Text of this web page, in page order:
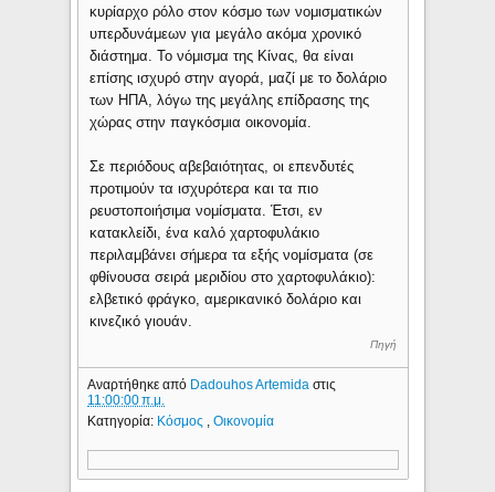
κυρίαρχο ρόλο στον κόσμο των νομισματικών
υπερδυνάμεων για μεγάλο ακόμα χρονικό
διάστημα. Το νόμισμα της Κίνας, θα είναι
επίσης ισχυρό στην αγορά, μαζί με το δολάριο
των ΗΠΑ, λόγω της μεγάλης επίδρασης της
χώρας στην παγκόσμια οικονομία.
Σε περιόδους αβεβαιότητας, οι επενδυτές
προτιμούν τα ισχυρότερα και τα πιο
ρευστοποιήσιμα νομίσματα. Έτσι, εν
κατακλείδι, ένα καλό χαρτοφυλάκιο
περιλαμβάνει σήμερα τα εξής νομίσματα (σε
φθίνουσα σειρά μεριδίου στο χαρτοφυλάκιο):
ελβετικό φράγκο, αμερικανικό δολάριο και
κινεζικό γιουάν.
Πηγή
Αναρτήθηκε από Dadouhos Artemidaστις
11:00:00 π.μ.
Κατηγορία: Κόσμος ,Οικονομία